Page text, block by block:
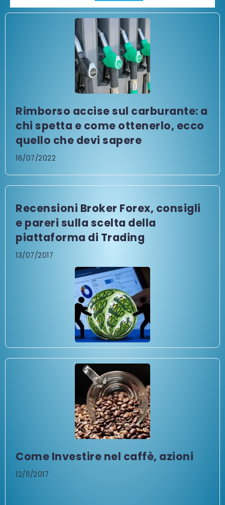
Rimborso accise sul carburante: a
chi spetta e come ottenerlo, ecco
quello che devi sapere
16/07/2022
Recensioni Broker Forex, consigli
e pareri sulla scelta della
piattaforma di Trading
13/07/2017
Come Investire nel caffè, azioni
12/11/2017